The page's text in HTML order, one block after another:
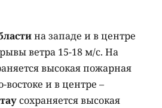
на западе и в центре
ветра 15-18 м/с. На
высокая пожарная
востоке и в центре –
сохраняется высокая